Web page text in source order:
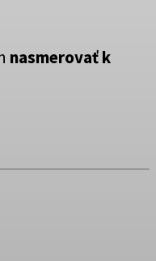
nasmerovať k